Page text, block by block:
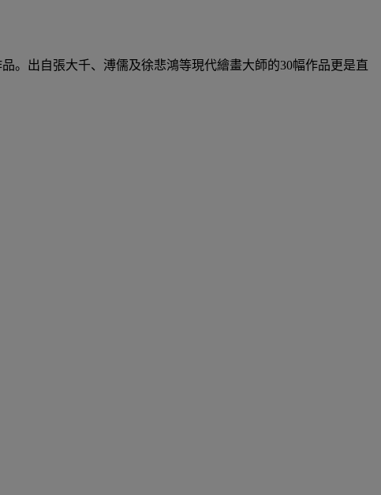
。出自張大千、溥儒及徐悲鴻等現代繪畫大師的30幅作品更是直